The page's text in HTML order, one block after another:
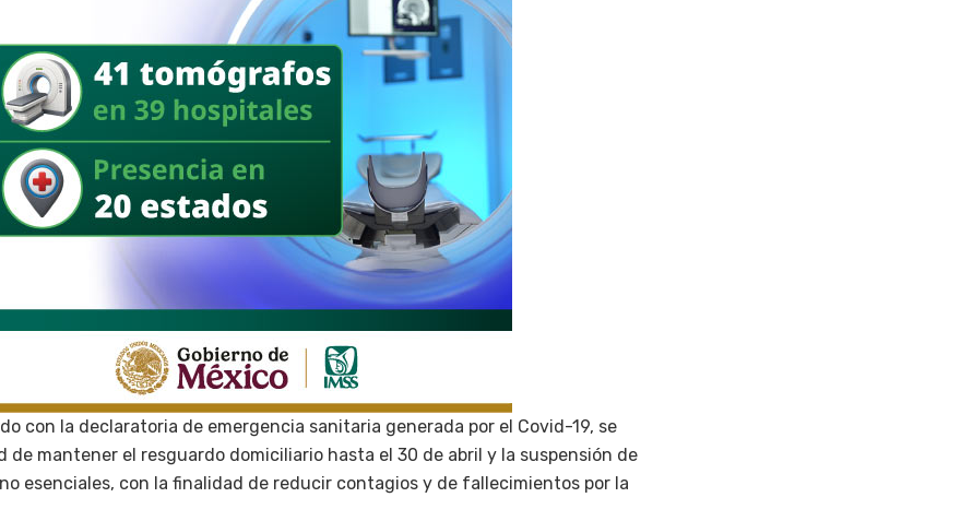
con la declaratoria de emergencia sanitaria generada por el Covid-19, se
de mantener el resguardo domiciliario hasta el 30 de abril y la suspensión de
esenciales, con la finalidad de reducir contagios y de fallecimientos por la